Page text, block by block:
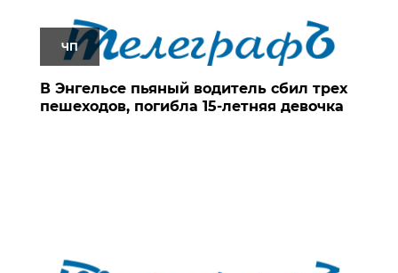
ЧП
В Энгельсе пьяный водитель сбил трех
пешеходов, погибла 15-летняя девочка